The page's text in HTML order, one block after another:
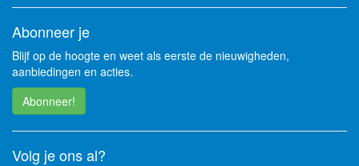
Abonneer je
Blijf op de hoogte en weet als eerste de nieuwigheden,
aanbiedingen en acties.
Abonneer!
Volg je ons al?